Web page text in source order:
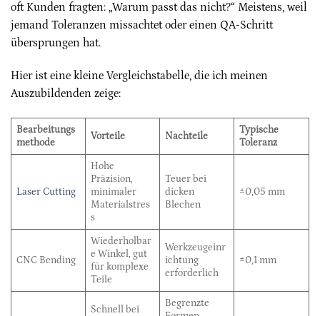
oft Kunden fragten: „Warum passt das nicht?“ Meistens, weil
jemand Toleranzen missachtet oder einen QA-Schritt
übersprungen hat.
Hier ist eine kleine Vergleichstabelle, die ich meinen
Auszubildenden zeige:
Bearbeitungs
methode
Vorteile Nachteile
Typische
Toleranz
Laser Cutting
Hohe
Präzision,
minimaler
Materialstres
s
Teuer bei
dicken
Blechen
±0,05 mm
CNC Bending
Wiederholbar
e Winkel, gut
für komplexe
Teile
Werkzeugeinr
ichtung
erforderlich
±0,1 mm
Schnell bei
Begrenzte